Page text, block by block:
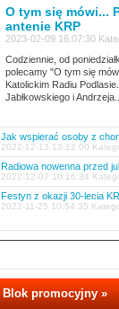
O tym się mówi...
antenie KRP
2023-02-09 16:07:30
Codziennie, od
polecamy "O tym się
Katolickim Radiu
Jabłkowskiego i Andrzeja...
Jak wspierać osoby z
2022-12-13 13:12:00
Radiowa nowenna przed
2022-12-07 10:16:34
Festyn z okazji 30-lecia
2022-11-25 10:54:35
Blok promocyjny »